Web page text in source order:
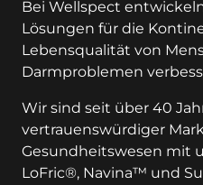
Bei Wellspect
Lösungen für die
Lebensqualität von
Darmproblemen
Wir sind seit über 40
vertrauenswürdiger
Gesundheitswesen mit
LoFric®, Navina™ und